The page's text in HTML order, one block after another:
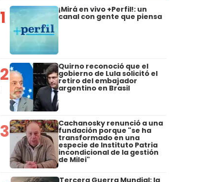
1 ¡Mirá en vivo +Perfil!: un
canal con gente que piensa
2 Quirno reconoció que el
gobierno de Lula solicitó el
retiro del embajador
argentino en Brasil
3 Cachanosky renunció a una
fundación porque "se ha
transformado en una
especie de Instituto Patria
incondicional de la gestión
de Milei"